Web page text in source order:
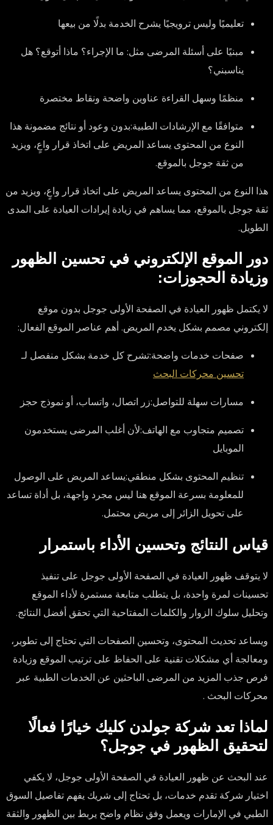
تعليميًا وليس ترويجيًا يشرح الخدمة بدلًا من بيعها
مبنيًا على أسئلة المرضى مثل: ما الإجراء؟ ماذا أتوقع؟ هل
يناسبني؟
منظمًا وسهل القراءة عناوين واضحة ونقاط مختصرة
متوافقًا مع الإرشادات الطبية:بدون وعود أو نتائج مضمونة هذا
النوع من المحتوى يساعد المريض على اتخاذ قرار واعٍ، ويزيد
من ثقة جوجل بالموقع.
هذا النوع من المحتوى يساعد المريض على اتخاذ قرار واعٍ، ويزيد من
ثقة جوجل بالموقع، مما يساهم في زيادة إيرادات العيادة على المدى
الطويل.
دور الموقع الإلكتروني في تحسين الظهور
وزيادة الحجوزات:
لا يكتمل ظهور العيادة في الصفحة الأولى جوجل بدون موقع
إلكتروني مصمم بشكل يخدم المريض. أهم عناصر الموقع الفعال:
صفحات خدمات واضحة:تشرح كل خدمة بشكل منفصل لـ
تحسين محركات البحث
مسارات سهلة للتواصل:زر اتصال، واتساب، أو نموذج حجز
تصميم متجاوب مع الهاتف:لأن أغلب المرضى يستخدمون
الموبايل
تنظيم المحتوى بشكل منطقي:يساعد المريض على الوصول
للمعلومة بسرعة الموقع هنا ليس مجرد واجهة، بل أداة تساعد
على تحويل الزائر إلى مريض محتمل.
قياس النتائج وتحسين الأداء باستمرار
لا يتوقف ظهور العيادة في الصفحة الأولى جوجل على تنفيذ
تحسينات لمرة واحدة، بل يتطلب متابعة مستمرة لأداء الموقع
وتحليل سلوك الزوار والكلمات المفتاحية التي تحقق أفضل النتائج.
ويساعد تحديث المحتوى، وتحسين الصفحات التي تحتاج إلى تطوير،
ومعالجة أي مشكلات تقنية على الحفاظ على ترتيب الموقع وزيادة
فرص جذب المزيد من المرضى الباحثين عن الخدمات الطبية عبر
محركات البحث .
لماذا تعد شركة جولدن كليك خيارًا فعالًا
لتحقيق الظهور في جوجل؟
عند البحث عن ظهور العيادة في الصفحة الأولى جوجل، لا يكفي
اختيار شركة تقدم خدمات، بل تحتاج إلى شريك يفهم تفاصيل السوق
الطبي في الإمارات ويعمل وفق نظام واضح يربط بين الظهور والثقة